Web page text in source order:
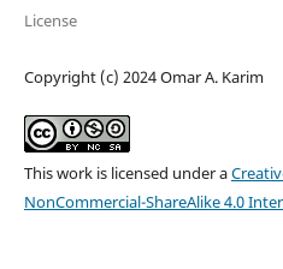
License
Copyright (c) 2024 Omar A. Karim
This work is licensed under a
NonCommercial-ShareAlike 4.0